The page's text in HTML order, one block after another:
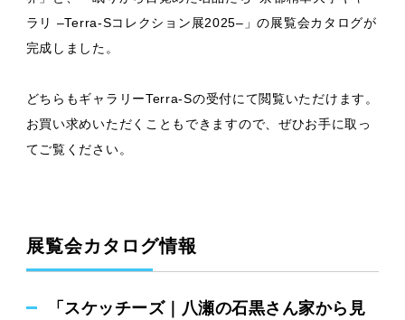
ラリ –Terra-Sコレクション展2025–」の展覧会カタログが
完成しました。
どちらもギャラリーTerra-Sの受付にて閲覧いただけます。
お買い求めいただくこともできますので、ぜひお手に取っ
てご覧ください。
展覧会カタログ情報
「スケッチーズ｜八瀬の石黒さん家から見